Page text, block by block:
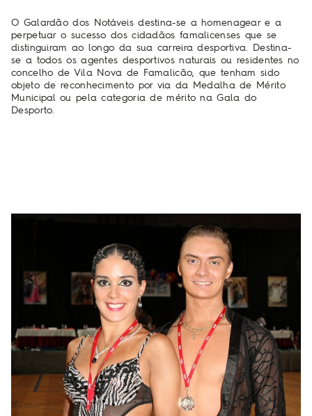
O Galardão dos Notáveis destina-se a homenagear e a
perpetuar o sucesso dos cidadãos famalicenses que se
distinguiram ao longo da sua carreira desportiva. Destina-
se a todos os agentes desportivos naturais ou residentes no
concelho de Vila Nova de Famalicão, que tenham sido
objeto de reconhecimento por via da Medalha de Mérito
Municipal ou pela categoria de mérito na Gala do
Desporto.